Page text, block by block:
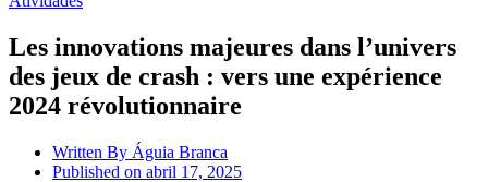
Les innovations majeures dans l’univers
des jeux de crash : vers une expérience
2024 révolutionnaire
Written By Águia Branca
Published on abril 17, 2025